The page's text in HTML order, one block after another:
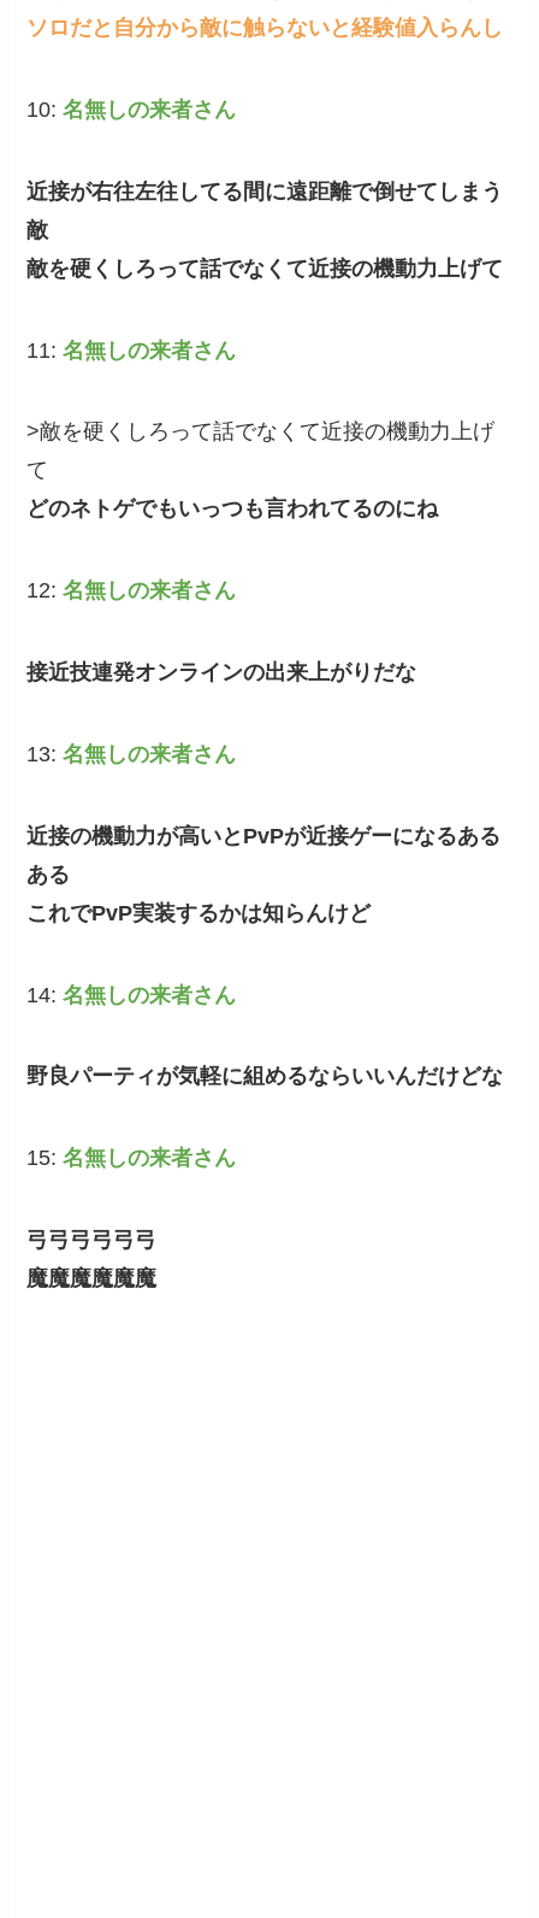
ソロだと自分から敵に触らないと経験値入らんし
10:名無しの来者さん
近接が右往左往してる間に遠距離で倒せてしまう
敵
敵を硬くしろって話でなくて近接の機動力上げて
11:名無しの来者さん
>敵を硬くしろって話でなくて近接の機動力上げ
て
どのネトゲでもいっつも言われてるのにね
12:名無しの来者さん
接近技連発オンラインの出来上がりだな
13:名無しの来者さん
近接の機動力が高いとPvPが近接ゲーになるある
ある
これでPvP実装するかは知らんけど
14:名無しの来者さん
野良パーティが気軽に組めるならいいんだけどな
15:名無しの来者さん
弓弓弓弓弓弓
魔魔魔魔魔魔